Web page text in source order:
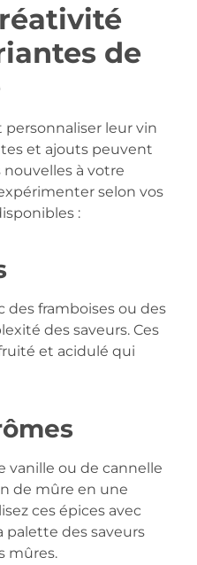
de
leur vin
et ajouts peuvent
à votre
selon vos
:
des framboises ou des
des saveurs. Ces
et acidulé qui
vanille ou de cannelle
de mûre en une
ces épices avec
palette des saveurs
mûres.